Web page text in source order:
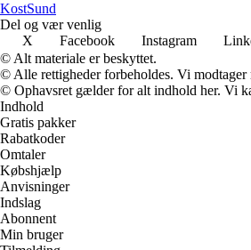
KostSund
Del og vær venlig
X
Facebook Instagram
© Alt materiale er beskyttet.
© Alle rettigheder forbeholdes. Vi modtager
© Ophavsret gælder for alt indhold her. Vi
Indhold
Gratis pakker
Rabatkoder
Omtaler
Købshjælp
Anvisninger
Indslag
Abonnent
Min bruger